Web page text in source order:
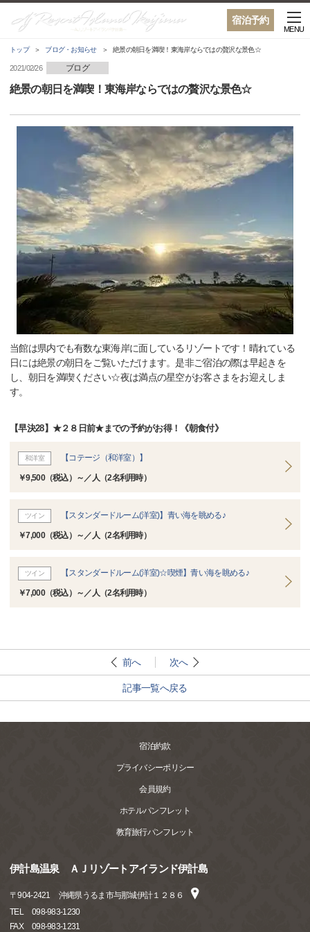
宿泊予約
MENU
トップ ブログ・お知らせ 絶景の朝日を満喫！東海岸ならではの贅沢な景色☆
2021/02/26 ブログ
絶景の朝日を満喫！東海岸ならではの贅沢な景色☆
当館は県内でも有数な東海岸に面しているリゾートです！晴れている
日には絶景の朝日をご覧いただけます。是非ご宿泊の際は早起きを
し、朝日を満喫ください☆夜は満点の星空がお客さまをお迎えしま
す。
【早決28】★２８日前★までの予約がお得！《朝食付》
和洋室 【コテージ（和洋室）】
￥9,500（税込）～／人（2名利用時）
ツイン 【スタンダードルーム(洋室)】青い海を眺める♪
￥7,000（税込）～／人（2名利用時）
ツイン 【スタンダードルーム(洋室)☆喫煙】青い海を眺める♪
￥7,000（税込）～／人（2名利用時）
前へ 次へ
記事一覧へ戻る
宿泊約款
プライバシーポリシー
会員規約
ホテルパンフレット
教育旅行パンフレット
伊計島温泉 ＡＪリゾートアイランド伊計島
〒904-2421
沖縄県うるま市与那城伊計１２８６
TEL
098-983-1230
FAX
098-983-1231